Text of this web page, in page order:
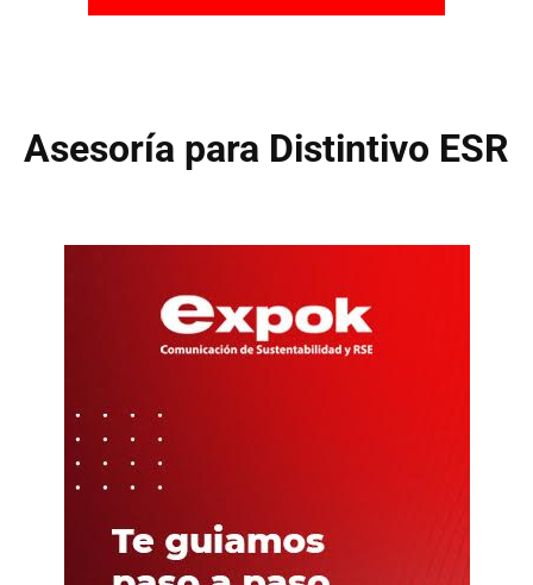
Asesoría para Distintivo ESR